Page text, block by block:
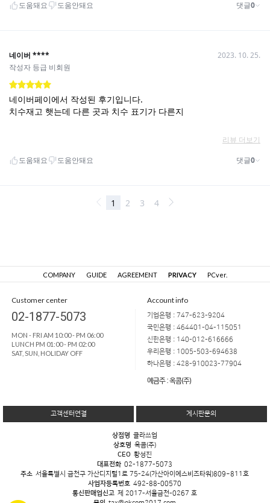
COMPANY GUIDE AGREEMENT PRIVACY PCver.
Customer center
02-1877-5073
MON - FRI AM 10:00 - PM 06:00
LUNCH PM 01:00 - PM 02:00
SAT, SUN, HOLIDAY OFF
Account info
기업은행 : 747-623-9204
국민은행 : 464401-04-115051
신한은행 : 140-012-616666
우리은행 : 1005-503-694638
하나은행 : 428-910023-77904
예금주 : 옥콤(주)
고객센터연결 게시판문의
상점명 클라쓰업
상호명 옥콤(주)
CEO 황성진
대표전화 02-1877-5073
주소 서울특별시 금천구 가산디지털1로 75-24(가산아이에스비즈타워)809~811호
사업자등록번호 492-88-00570
통신판매업신고 제 2017-서울금천-0267 호